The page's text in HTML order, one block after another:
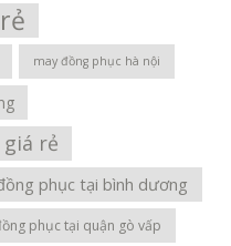
may đồng phục hà nội
rẻ
phục tại bình dương
phục tại quận gò vấp